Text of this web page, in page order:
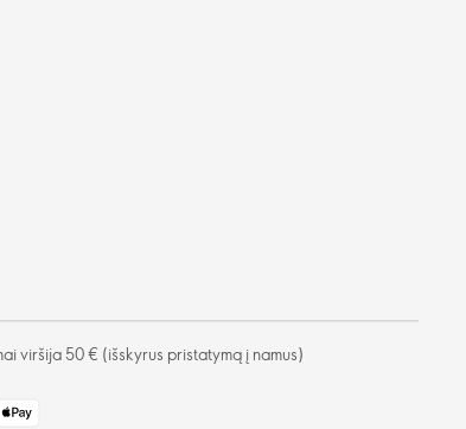
viršija 50 € (išskyrus pristatymą į namus)